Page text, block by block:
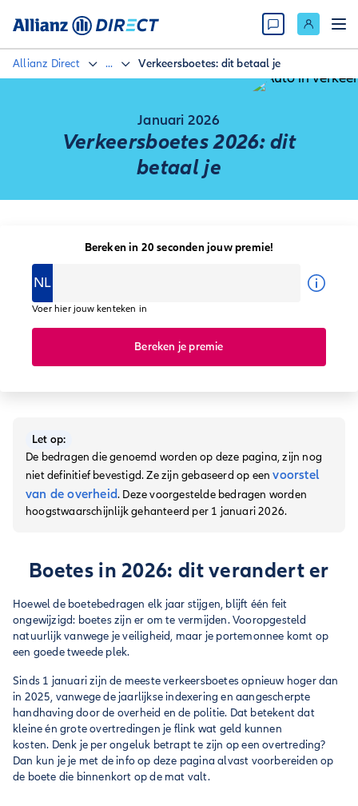
Allianz Direct ... Verkeersboetes: dit betaal je
Januari 2026
Verkeersboetes 2026: dit
betaal je
Bereken in 20 seconden jouw premie!
NL
Voer hier jouw kenteken in
Bereken je premie
Let op:
De bedragen die genoemd worden op deze pagina, zijn nog
niet definitief bevestigd. Ze zijn gebaseerd op eenvoorstel
van de overheid. Deze voorgestelde bedragen worden
hoogstwaarschijnlijk gehanteerd per 1 januari 2026.
Boetes in 2026: dit verandert er
Hoewel de boetebedragen elk jaar stijgen, blijft één feit
ongewijzigd: boetes zijn er om te vermijden. Vooropgesteld
natuurlijk vanwege je veiligheid, maar je portemonnee komt op
een goede tweede plek.
Sinds 1 januari zijn de meeste verkeersboetes opnieuw hoger dan
in 2025, vanwege de jaarlijkse indexering en aangescherpte
handhaving door de overheid en de politie. Dat betekent dat
kleine én grote overtredingen je flink wat geld kunnen
kosten. Denk je per ongeluk betrapt te zijn op een overtreding?
Dan kun je je met de info op deze pagina alvast voorbereiden op
de boete die binnenkort op de mat valt.